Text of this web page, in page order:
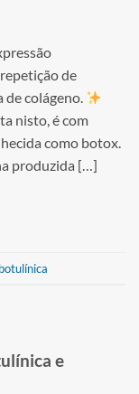
de
colágeno.
nisto, é com
como botox.
produzida […]
e